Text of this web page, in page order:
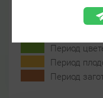
Период
Период
Период